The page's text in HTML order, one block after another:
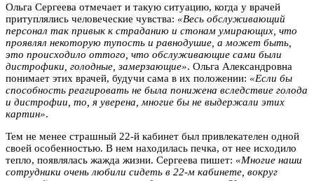
Ольга Сергеева отмечает и такую ситуацию, когда у врачей
притуплялись человеческие чувства: «Весь обслуживающий
персонал так привык к страданию и стонам умирающих, что
проявлял некоторую тупость и равнодушие, а может быть,
это происходило оттого, что обслуживающие сами были
дистрофики, голодные, замерзающие». Ольга Александровна
понимает этих врачей, будучи сама в их положении: «Если бы
способность реагировать не была понижена вследствие голода
и дистрофии, то, я уверена, многие бы не выдержали этих
картин».
Тем не менее страшный 22-й кабинет был привлекателен одной
своей особенностью. В нем находилась печка, от нее исходило
тепло, появлялась жажда жизни. Сергеева пишет: «Многие наши
сотрудники очень любили сидеть в 22-м кабинете, вокруг